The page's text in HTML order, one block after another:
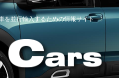
を並行輸入するための情報サイト